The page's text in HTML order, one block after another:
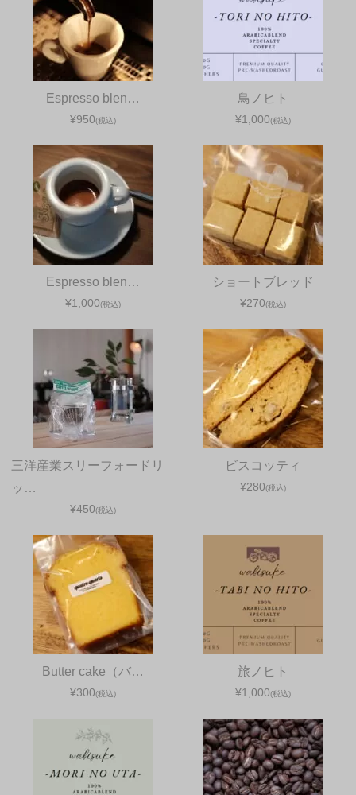
Espresso blen…
¥950(税込)
鳥ノヒト
¥1,000(税込)
Espresso blen…
¥1,000(税込)
ショートブレッド
¥270(税込)
三洋産業スリーフォードリ
ッ…
¥450(税込)
ビスコッティ
¥280(税込)
Butter cake（バ…
¥300(税込)
旅ノヒト
¥1,000(税込)